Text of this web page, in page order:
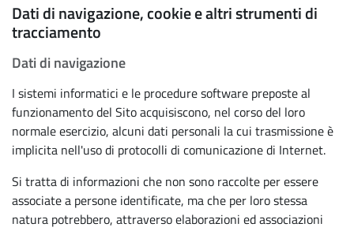
Dati di navigazione, cookie e altri strumenti di
tracciamento
Dati di navigazione
I sistemi informatici e le procedure software preposte al
funzionamento del Sito acquisiscono, nel corso del loro
normale esercizio, alcuni dati personali la cui trasmissione è
implicita nell'uso di protocolli di comunicazione di Internet.
Si tratta di informazioni che non sono raccolte per essere
associate a persone identificate, ma che per loro stessa
natura potrebbero, attraverso elaborazioni ed associazioni